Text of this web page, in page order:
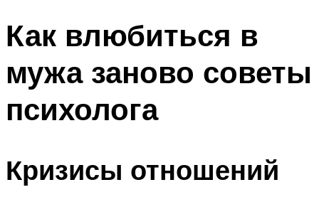
Как влюбиться в
мужа заново советы
психолога
Кризисы отношений